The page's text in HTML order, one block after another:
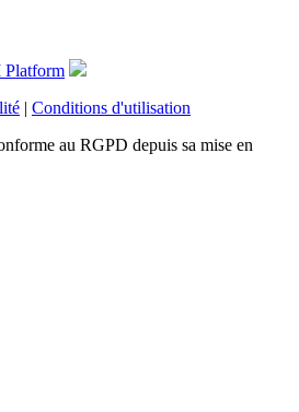
Platform
| Conditions d'utilisation
au RGPD depuis sa mise en